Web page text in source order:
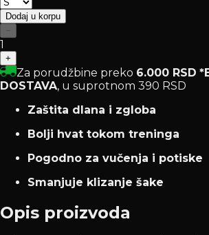
Dodaj u korpu
−
1
+
Za porudžbine preko 6.000 RSD
DOSTAVA, u suprotnom 390 RSD
Zaštita dlana i zgloba
Bolji hvat tokom treninga
Pogodno za vučenja i potiske
Smanjuje klizanje šake
Opis proizvoda